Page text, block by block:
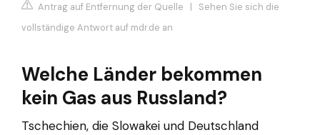
Antrag auf Entfernung der Quelle | Sehen Sie sich die
vollständige Antwort auf mdr.de an
Welche Länder bekommen
kein Gas aus Russland?
Tschechien, die Slowakei und Deutschland